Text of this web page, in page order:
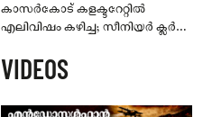
കാസർകോട് കളക്ടറേറ്റിൽ
എലിവിഷം കഴിച്ച; സീനിയർ ക്ലർക്ക്
VIDEOS